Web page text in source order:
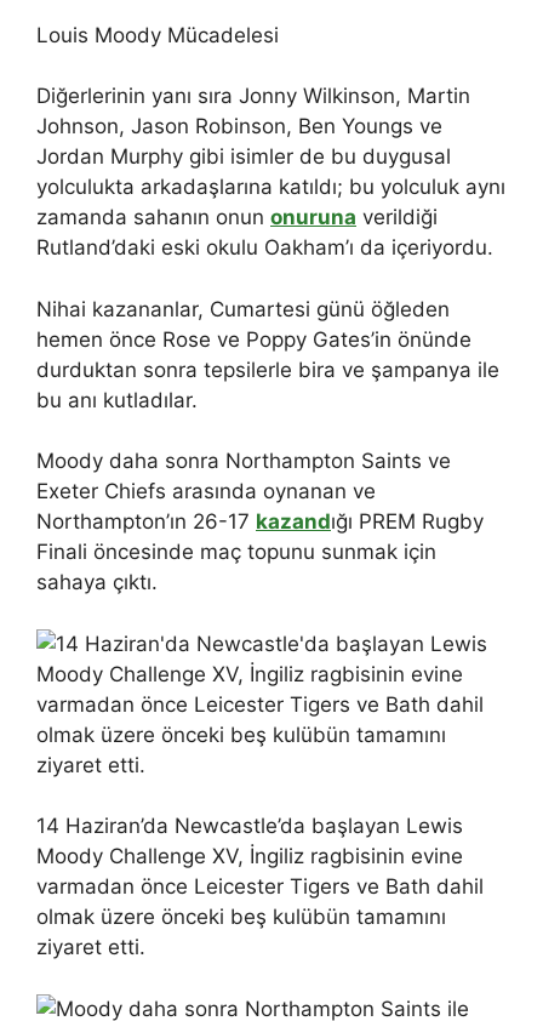
Louis Moody Mücadelesi
Diğerlerinin yanı sıra Jonny Wilkinson, Martin
Johnson, Jason Robinson, Ben Youngs ve
Jordan Murphy gibi isimler de bu duygusal
yolculukta arkadaşlarına katıldı; bu yolculuk aynı
zamanda sahanın onun onuruna verildiği
Rutland’daki eski okulu Oakham’ı da içeriyordu.
Nihai kazananlar, Cumartesi günü öğleden
hemen önce Rose ve Poppy Gates’in önünde
durduktan sonra tepsilerle bira ve şampanya ile
bu anı kutladılar.
Moody daha sonra Northampton Saints ve
Exeter Chiefs arasında oynanan ve
Northampton’ın 26-17 kazandığı PREM Rugby
Finali öncesinde maç topunu sunmak için
sahaya çıktı.
14 Haziran’da Newcastle’da başlayan Lewis
Moody Challenge XV, İngiliz ragbisinin evine
varmadan önce Leicester Tigers ve Bath dahil
olmak üzere önceki beş kulübün tamamını
ziyaret etti.